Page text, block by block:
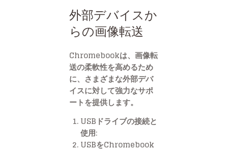
外部デバイスか
らの画像転送
Chromebookは、画像転
送の柔軟性を高めるため
に、さまざまな外部デバ
イスに対して強力なサポ
ートを提供します。
USBドライブの接続と
使用:
USBをChromebook